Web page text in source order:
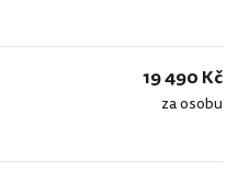
19 490 Kč
za osobu